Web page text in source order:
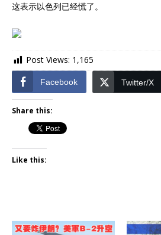
这表示以色列已经慌了。
Post Views: 1,165
Facebook Twitter/X
Share this:
Like this: